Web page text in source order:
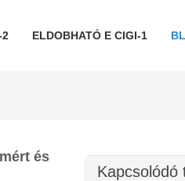
2 ELDOBHATÓ E CIGI-1
és
Kapcsolódó